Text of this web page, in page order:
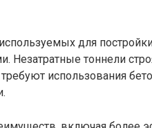
для
Незатратные тоннели
использования